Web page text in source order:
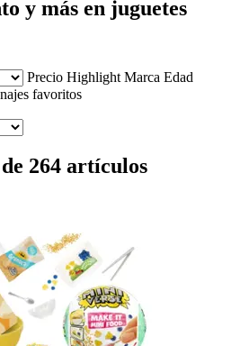
y más en juguetes
Precio Highlight Marca Edad
favoritos
264 artículos